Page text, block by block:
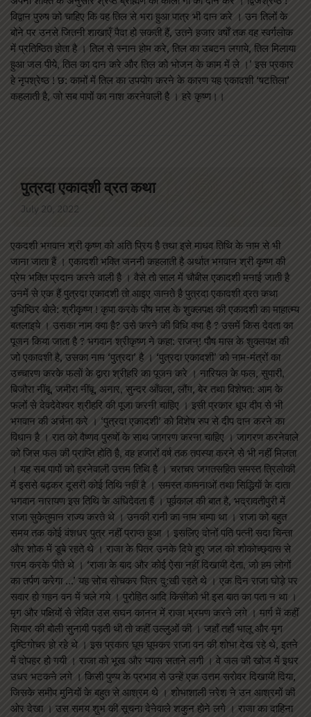
विद्वान पुरुष को चाहिए कि वह तिल से भरा हुआ पात्र भी दान करे । उन तिलों के
बोने पर उनसे जितनी शाखाएँ पैदा हो सकती हैं, उतने हजार वर्षों तक वह स्वर्गलोक
में प्रतिष्ठित होता है । तिल से स्नान होम करे, तिल का उबटन लगाये, तिल मिलाया
हुआ जल पीये, तिल का दान करे और तिल को भोजन के काम में ले ।’ इस प्रकार
हे नृपश्रेष्ठ ! छ: कामों में तिल का उपयोग करने के कारण यह एकादशी ‘षटतिला’
कहलाती है, जो सब पापों का नाश करनेवाली है । हरे कृष्ण।।
पुत्रदा एकादशी व्रत कथा
July 20, 2022
एकदशी भगवान श्री कृष्ण को अति प्रिय है तथा इसे माधव तिथि के नाम से भी
जाना जाता हैं । एकादशी भक्ति जननी कहलाती है अर्थात भगवान श्री कृष्ण की
प्रेम भक्ति प्रदान करने वाली है । वैसे तो साल में चौबीस एकादशी मनाई जाती है
उनमें से एक हैं पुत्रदा एकादशी तो आइए जानते है पुत्रदा एकादशी व्रत कथा
युधिष्ठिर बोले: श्रीकृष्ण ! कृपा करके पौष मास के शुक्लपक्ष की एकादशी का माहात्म्य
बतलाइये । उसका नाम क्या है? उसे करने की विधि क्या है ? उसमें किस देवता का
पूजन किया जाता है ? भगवान श्रीकृष्ण ने कहा: राजन्! पौष मास के शुक्लपक्ष की
जो एकादशी है, उसका नाम ‘पुत्रदा’ है । ‘पुत्रदा एकादशी’ को नाम-मंत्रों का
उच्चारण करके फलों के द्वारा श्रीहरि का पूजन करे । नारियल के फल, सुपारी,
बिजौरा नींबू, जमीरा नींबू, अनार, सुन्दर आँवला, लौंग, बेर तथा विशेषत: आम के
फलों से देवदेवेश्वर श्रीहरि की पूजा करनी चाहिए । इसी प्रकार धूप दीप से भी
भगवान की अर्चना करे । ‘पुत्रदा एकादशी’ को विशेष रुप से दीप दान करने का
विधान है । रात को वैष्णव पुरुषों के साथ जागरण करना चाहिए । जागरण करनेवाले
को जिस फल की प्राप्ति होति है, वह हजारों वर्ष तक तपस्या करने से भी नहीं मिलता
। यह सब पापों को हरनेवाली उत्तम तिथि है । चराचर जगतसहित समस्त त्रिलोकी
में इससे बढ़कर दूसरी कोई तिथि नहीं है । समस्त कामनाओं तथा सिद्धियों के दाता
भगवान नारायण इस तिथि के अधिदेवता हैं । पूर्वकाल की बात है, भद्रावतीपुरी में
राजा सुकेतुमान राज्य करते थे । उनकी रानी का नाम चम्पा था । राजा को बहुत
समय तक कोई वंशधर पुत्र नहीं प्राप्त हुआ । इसलिए दोनों पति पत्नी सदा चिन्ता
और शोक में डूबे रहते थे । राजा के पितर उनके दिये हुए जल को शोकोच्छ्वास से
गरम करके पीते थे । ‘राजा के बाद और कोई ऐसा नहीं दिखायी देता, जो हम लोगों
का तर्पण करेगा …’ यह सोच सोचकर पितर दु:खी रहते थे । एक दिन राजा घोड़े पर
सवार हो गहन वन में चले गये । पुरोहित आदि किसीको भी इस बात का पता न था ।
मृग और पक्षियों से सेवित उस सघन कानन में राजा भ्रमण करने लगे । मार्ग में कहीं
सियार की बोली सुनायी पड़ती थी तो कहीं उल्लुओं की । जहाँ तहाँ भालू और मृग
दृष्टिगोचर हो रहे थे । इस प्रकार घूम घूमकर राजा वन की शोभा देख रहे थे, इतने
में दोपहर हो गयी । राजा को भूख और प्यास सताने लगी । वे जल की खोज में इधर
उधर भटकने लगे । किसी पुण्य के प्रभाव से उन्हें एक उत्तम सरोवर दिखायी दिया,
जिसके समीप मुनियों के बहुत से आश्रम थे । शोभाशाली नरेश ने उन आश्रमों की
ओर देखा । उस समय शुभ की सूचना देनेवाले शकुन होने लगे । राजा का दाहिना